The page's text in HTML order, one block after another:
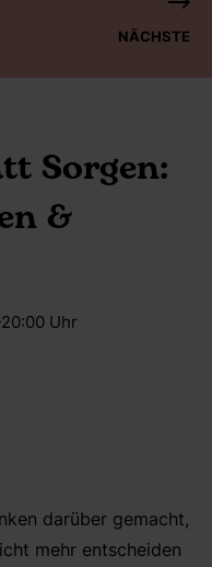
NÄCHSTE
Sorgen:
&
Uhr
darüber gemacht,
mehr entscheiden